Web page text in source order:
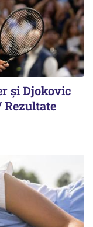
şi Djokovic